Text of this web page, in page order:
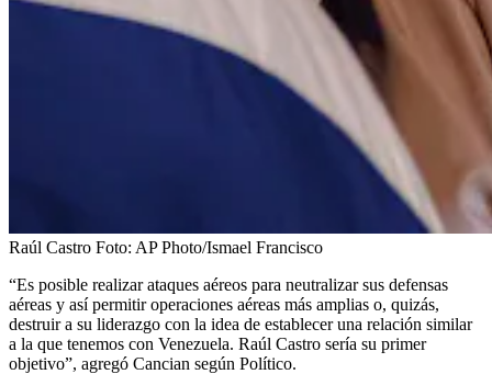
Raúl Castro Foto: AP Photo/Ismael Francisco
“Es posible realizar ataques aéreos para neutralizar sus defensas
aéreas y así permitir operaciones aéreas más amplias o, quizás,
destruir a su liderazgo con la idea de establecer una relación similar
a la que tenemos con Venezuela. Raúl Castro sería su primer
objetivo”, agregó Cancian según Político.